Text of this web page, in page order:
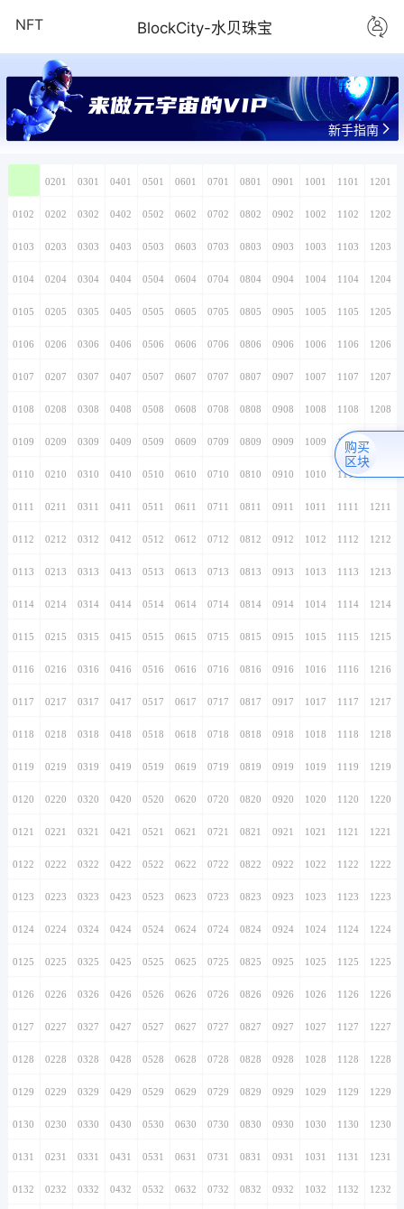
NFT BlockCity-水贝珠宝
来做元宇宙的VIP
新手指南
0201 0301 0401 0501 0601 0701 0801 0901 1001 1101 1201
0102 0202 0302 0402 0502 0602 0702 0802 0902 1002 1102 1202
0103 0203 0303 0403 0503 0603 0703 0803 0903 1003 1103 1203
0104 0204 0304 0404 0504 0604 0704 0804 0904 1004 1104 1204
0105 0205 0305 0405 0505 0605 0705 0805 0905 1005 1105 1205
0106 0206 0306 0406 0506 0606 0706 0806 0906 1006 1106 1206
0107 0207 0307 0407 0507 0607 0707 0807 0907 1007 1107 1207
0108 0208 0308 0408 0508 0608 0708 0808 0908 1008 1108 1208
0109 0209 0309 0409 0509 0609 0709 0809 0909 1009 1109
0110 0210 0310 0410 0510 0610 0710 0810 0910 1010 1110
0111 0211 0311 0411 0511 0611 0711 0811 0911 1011 1111 1211
0112 0212 0312 0412 0512 0612 0712 0812 0912 1012 1112 1212
0113 0213 0313 0413 0513 0613 0713 0813 0913 1013 1113 1213
0114 0214 0314 0414 0514 0614 0714 0814 0914 1014 1114 1214
0115 0215 0315 0415 0515 0615 0715 0815 0915 1015 1115 1215
0116 0216 0316 0416 0516 0616 0716 0816 0916 1016 1116 1216
0117 0217 0317 0417 0517 0617 0717 0817 0917 1017 1117 1217
0118 0218 0318 0418 0518 0618 0718 0818 0918 1018 1118 1218
0119 0219 0319 0419 0519 0619 0719 0819 0919 1019 1119 1219
0120 0220 0320 0420 0520 0620 0720 0820 0920 1020 1120 1220
0121 0221 0321 0421 0521 0621 0721 0821 0921 1021 1121 1221
0122 0222 0322 0422 0522 0622 0722 0822 0922 1022 1122 1222
0123 0223 0323 0423 0523 0623 0723 0823 0923 1023 1123 1223
0124 0224 0324 0424 0524 0624 0724 0824 0924 1024 1124 1224
0125 0225 0325 0425 0525 0625 0725 0825 0925 1025 1125 1225
0126 0226 0326 0426 0526 0626 0726 0826 0926 1026 1126 1226
0127 0227 0327 0427 0527 0627 0727 0827 0927 1027 1127 1227
0128 0228 0328 0428 0528 0628 0728 0828 0928 1028 1128 1228
0129 0229 0329 0429 0529 0629 0729 0829 0929 1029 1129 1229
0130 0230 0330 0430 0530 0630 0730 0830 0930 1030 1130 1230
0131 0231 0331 0431 0531 0631 0731 0831 0931 1031 1131 1231
0132 0232 0332 0432 0532 0632 0732 0832 0932 1032 1132 1232
购买
区块